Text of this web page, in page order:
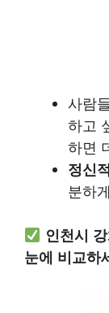
사람
하고
하면
정신
분하
인천시
눈에 비교하